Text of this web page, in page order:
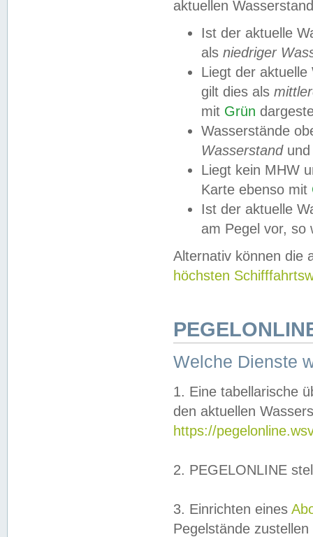
aktuellen
Ist der aktuelle
als niedriger
Liegt der
gilt dies als
mit Grün
Wasserstände
Wasserstandund
Liegt kein MHW
Karte ebenso mit
Ist der aktuelle
am Pegel vor,
Alternativ können die
höchsten
Welche Dienste
1. Eine tabellarische
den aktuellen
https://
2. PEGELONLINE
3. Einrichten eines
Pegelstände